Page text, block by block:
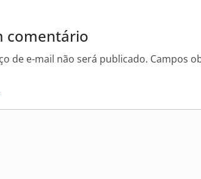
comentário
de e-mail não será publicado. Campos